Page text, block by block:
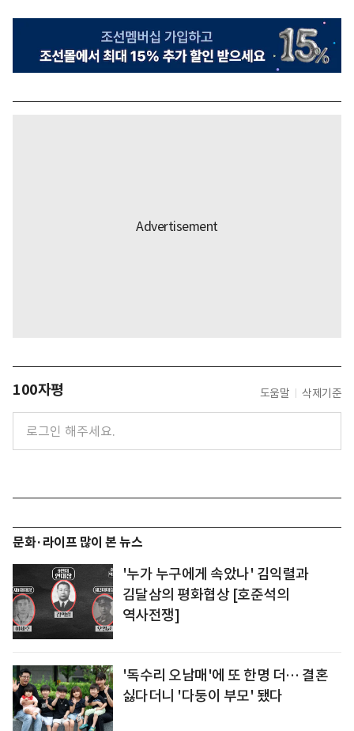
100자평 도움말 삭제기준
문화·라이프 많이 본 뉴스
'누가 누구에게 속았나' 김익렬과
김달삼의 평화협상 [호준석의
역사전쟁]
'독수리 오남매'에 또 한명 더… 결혼
싫다더니 '다둥이 부모' 됐다